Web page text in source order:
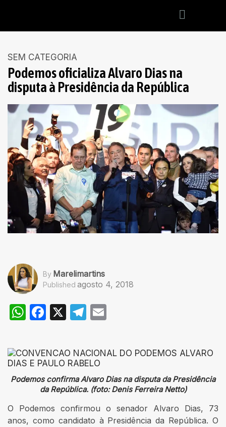
SEM CATEGORIA
Podemos oficializa Alvaro Dias na
disputa à Presidência da República
By Marelimartins
Published agosto 4, 2018
WhatsApp
Facebook
X Telegram
Podemos confirma Alvaro Dias na disputa da Presidência
da República. (foto: Denis Ferreira Netto)
O Podemos confirmou o senador Alvaro Dias, 73
anos, como candidato à Presidência da República. O